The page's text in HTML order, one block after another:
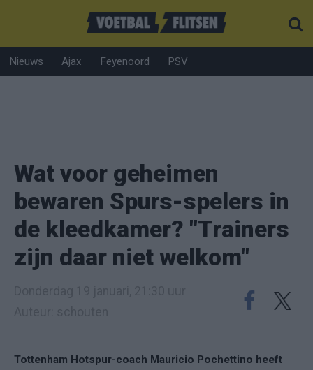
Nieuws Ajax Feyenoord PSV
Wat voor geheimen
bewaren Spurs-spelers in
de kleedkamer? "Trainers
zijn daar niet welkom"
Tottenham Hotspur-coach Mauricio Pochettino heeft